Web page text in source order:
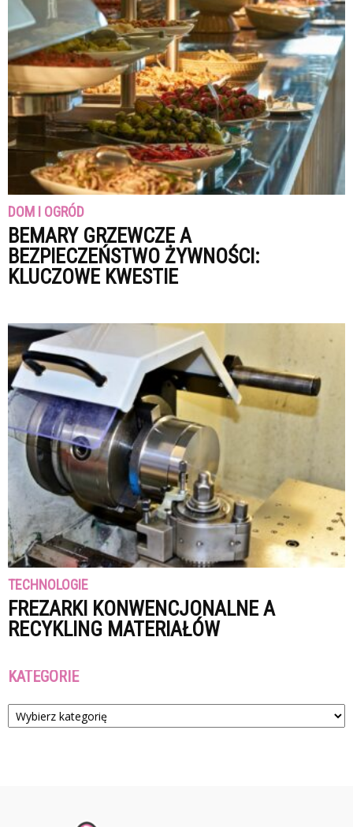
DOM I OGRÓD
BEMARY GRZEWCZE A
BEZPIECZEŃSTWO ŻYWNOŚCI:
KLUCZOWE KWESTIE
TECHNOLOGIE
FREZARKI KONWENCJONALNE A
RECYKLING MATERIAŁÓW
KATEGORIE
Kategorie